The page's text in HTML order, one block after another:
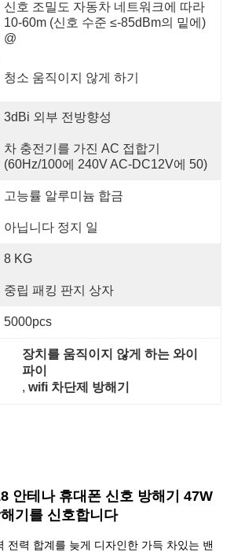
신호 조밀도 자동차 네트워크에 따라
10-60m (신호 수준 ≤-85dBm의 밑에)
@
청소 움직이지 않게 하기
3dBi 외부 전방향성
차 충전기를 가진 AC 접합기
(60Hz/100에 240V AC-DC12V에 50)
고능률 알루미늄 합금
아닙니다 정지 일
8 KG
중립 패킹 판지 상자
5000pcs
장치를 움직이지 않게 하는 와이
파이
, wifi 차단제 방해기
안테나 휴대폰 신호 방해기 47W
기를 신호합니다
전력 합계를 늦게 디자인한 가득 차있는 밴